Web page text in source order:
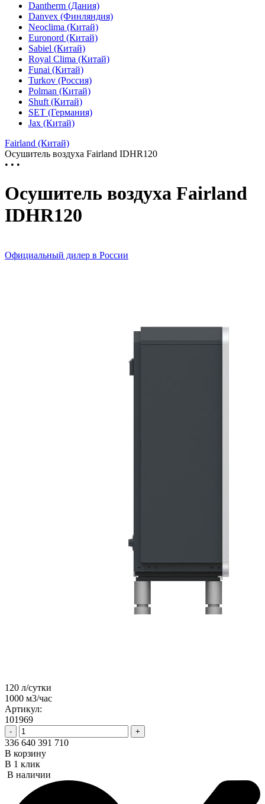
Dantherm (Дания)
Danvex (Финляндия)
Neoclima (Китай)
Euronord (Китай)
Sabiel (Китай)
Royal Clima (Китай)
Funai (Китай)
Turkov (Россия)
Polman (Китай)
Shuft (Китай)
SET (Германия)
Jax (Китай)
Fairland (Китай)
Осушитель воздуха Fairland IDHR120
• • •
Осушитель воздуха Fairland
IDHR120
Официальный дилер в России
120 л/сутки
1000 м3/час
Артикул:
101969
- +
336 640 391 710
В корзину
В 1 клик
В наличии